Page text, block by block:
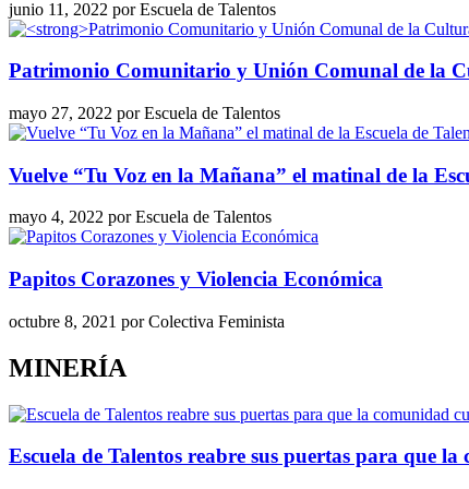
junio 11, 2022 porEscuela de Talentos
Patrimonio Comunitario y Unión Comunal de la
mayo 27, 2022 porEscuela de Talentos
Vuelve “Tu Voz en la Mañana” el matinal de la
mayo 4, 2022 porEscuela de Talentos
Papitos Corazones y Violencia Económica
octubre 8, 2021 porColectiva Feminista
MINERÍA
Escuela de Talentos reabre sus puertas para que